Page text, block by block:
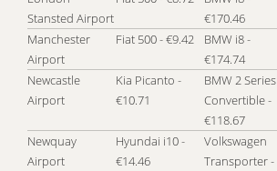
Stansted Airport
€170.46
Manchester
Airport
Fiat 500 - €9.42
BMW i8 -
€174.74
Newcastle
Airport
Kia Picanto -
€10.71
BMW 2 Series
Convertible -
€118.67
Newquay
Airport
Hyundai i10 -
€14.46
Volkswagen
Transporter -